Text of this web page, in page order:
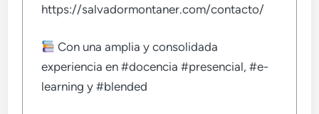
https://salvadormontaner.com/contacto/
Con una amplia y consolidada
experiencia en #docencia #presencial, #e-
learning y #blended